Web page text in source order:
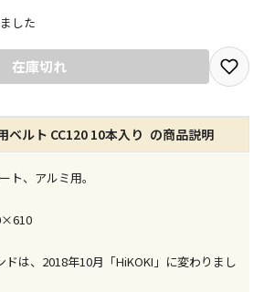
取を選択できる商品です
取できる商品です（宅配便でのお届けが
商品は、全て同じ店舗での受取となりま
みで受取ができる商品です（宅配便での
ません）
品は、全て同じ店舗での受取となりま
した
在庫切れ
ベルト CC120 10本入り の商品説明
、アルミ用。
は、2018年10月「HiKOKI」に変わりまし